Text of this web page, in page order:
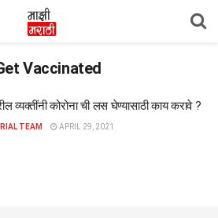
Vaccinated
व्यक्तींनी कोरोना ची लस घेण्यासाठी काय करावे ?
TEAM APRIL 29, 2021